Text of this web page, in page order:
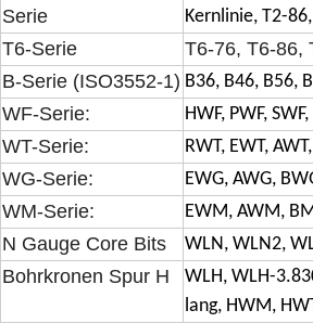
Serie
Kernlinie, T2-
T6-Serie
T6-76, T6-86,
B-Serie (ISO3552-1) B36, B46, B56,
WF-Serie: HWF, PWF,
WT-Serie: RWT, EWT,
WG-Serie: EWG, AWG,
WM-Serie: EWM, AWM,
N Gauge Core Bits WLN, WLN2,
Bohrkronen Spur H
WLH, WLH-
lang, HWM,